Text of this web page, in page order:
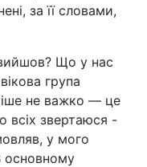
за її словами,
Що у нас
група
не важко — це
всіх звертаюся -
у мого
основному